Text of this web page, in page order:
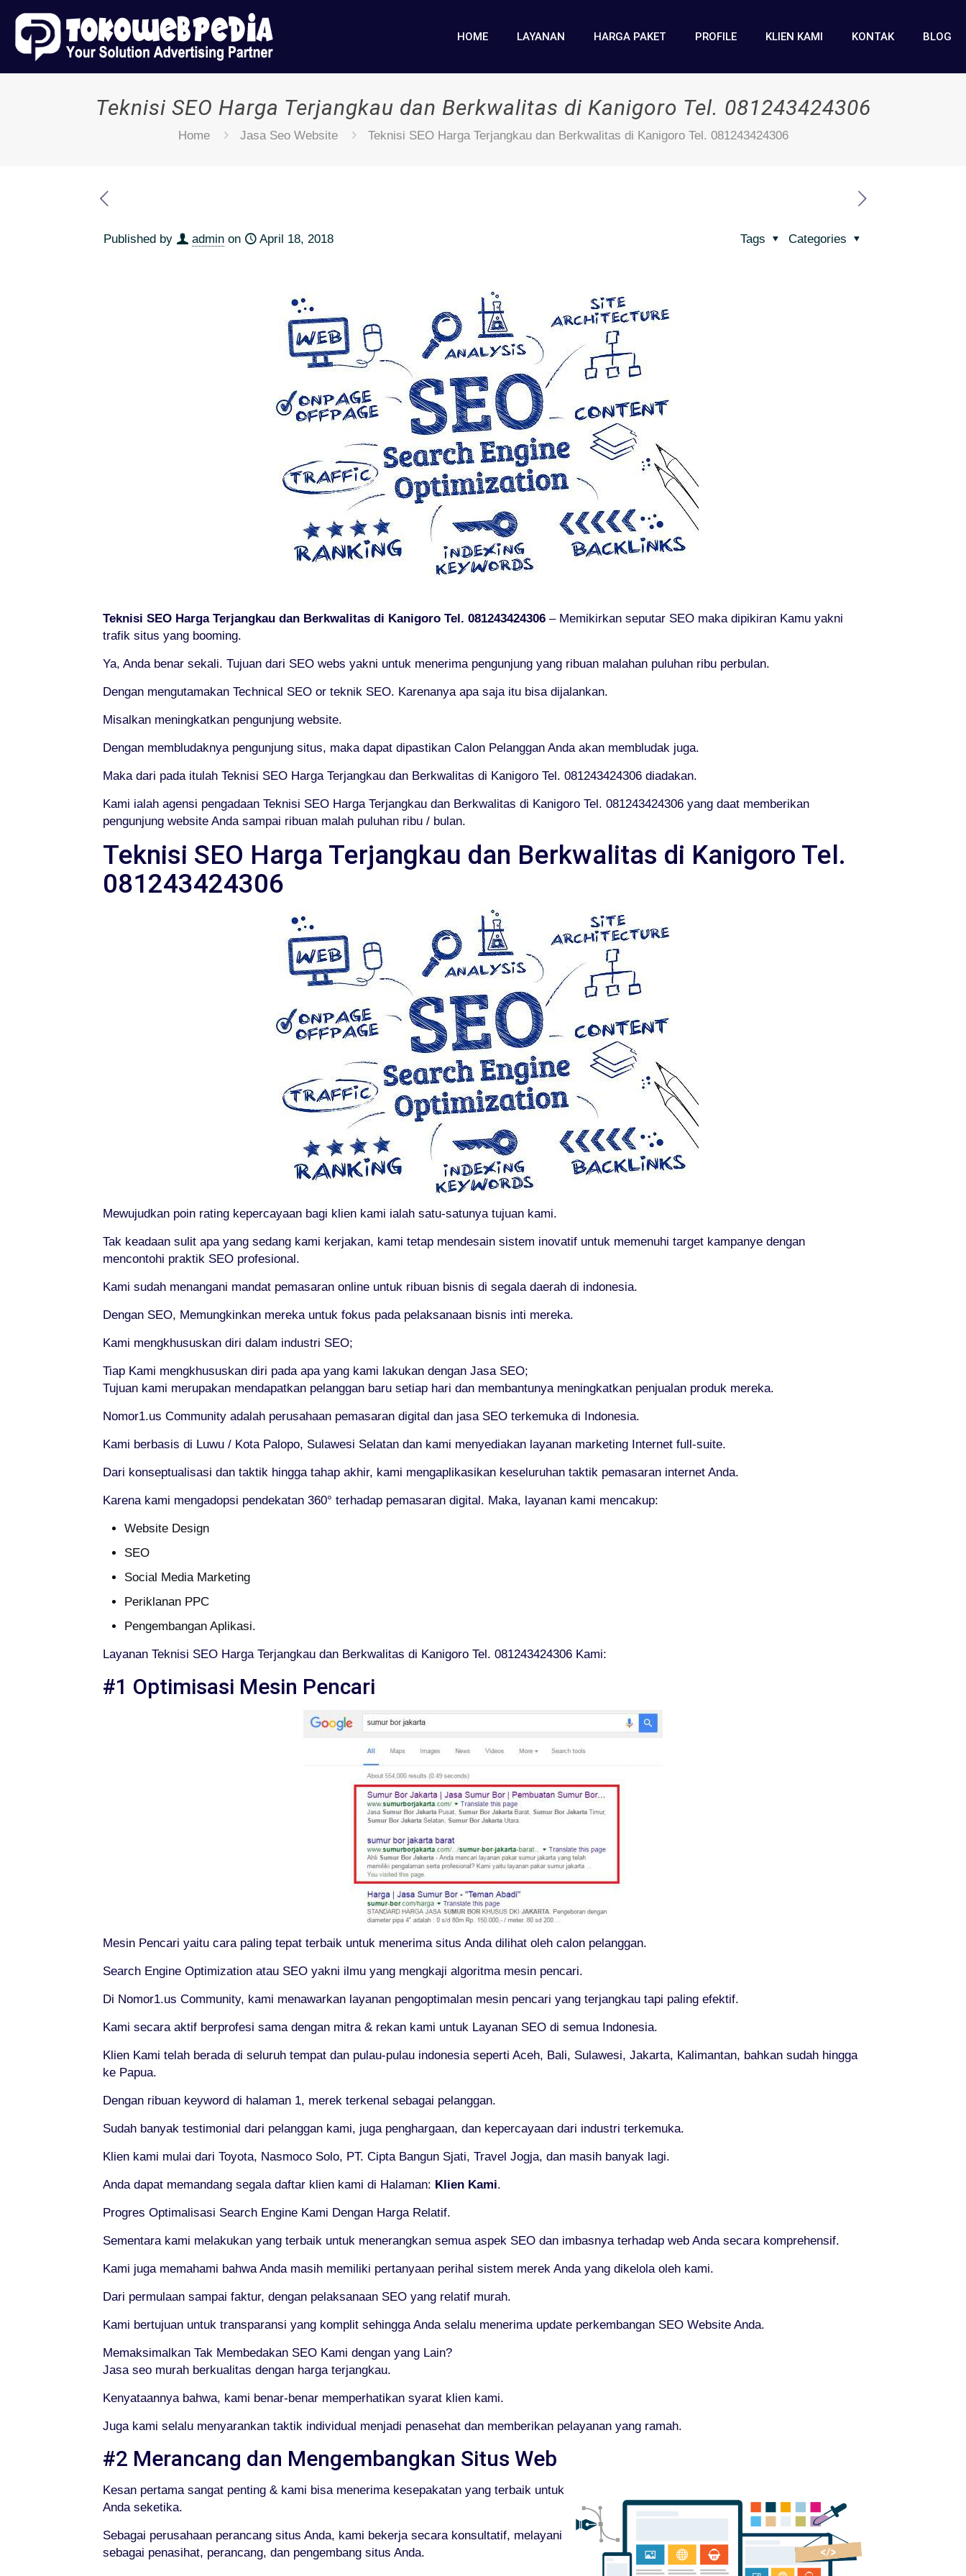
HOME LAYANAN HARGA PAKET PROFILE KLIEN KAMI KONTAK BLOG
Teknisi SEO Harga Terjangkau dan Berkwalitas di Kanigoro Tel. 081243424306
Home Jasa Seo Website Teknisi SEO Harga Terjangkau dan Berkwalitas di Kanigoro Tel. 081243424306
Published by admin on April 18, 2018 Categories
Tags
Teknisi SEO Harga Terjangkau dan Berkwalitas di Kanigoro Tel. 081243424306– Memikirkan seputar SEO maka dipikiran Kamu yakni
trafik situs yang booming.
Ya, Anda benar sekali. Tujuan dari SEO webs yakni untuk menerima pengunjung yang ribuan malahan puluhan ribu perbulan.
Dengan mengutamakan Technical SEO or teknik SEO. Karenanya apa saja itu bisa dijalankan.
Misalkan meningkatkan pengunjung website.
Dengan membludaknya pengunjung situs, maka dapat dipastikan Calon Pelanggan Anda akan membludak juga.
Maka dari pada itulah Teknisi SEO Harga Terjangkau dan Berkwalitas di Kanigoro Tel. 081243424306 diadakan.
Kami ialah agensi pengadaan Teknisi SEO Harga Terjangkau dan Berkwalitas di Kanigoro Tel. 081243424306 yang daat memberikan
pengunjung website Anda sampai ribuan malah puluhan ribu / bulan.
Teknisi SEO Harga Terjangkau dan Berkwalitas di Kanigoro Tel.
081243424306
Mewujudkan poin rating kepercayaan bagi klien kami ialah satu-satunya tujuan kami.
Tak keadaan sulit apa yang sedang kami kerjakan, kami tetap mendesain sistem inovatif untuk memenuhi target kampanye dengan
mencontohi praktik SEO profesional.
Kami sudah menangani mandat pemasaran online untuk ribuan bisnis di segala daerah di indonesia.
Dengan SEO, Memungkinkan mereka untuk fokus pada pelaksanaan bisnis inti mereka.
Kami mengkhususkan diri dalam industri SEO;
Tiap Kami mengkhususkan diri pada apa yang kami lakukan dengan Jasa SEO;
Tujuan kami merupakan mendapatkan pelanggan baru setiap hari dan membantunya meningkatkan penjualan produk mereka.
Nomor1.us Community adalah perusahaan pemasaran digital dan jasa SEO terkemuka di Indonesia.
Kami berbasis di Luwu / Kota Palopo, Sulawesi Selatan dan kami menyediakan layanan marketing Internet full-suite.
Dari konseptualisasi dan taktik hingga tahap akhir, kami mengaplikasikan keseluruhan taktik pemasaran internet Anda.
Karena kami mengadopsi pendekatan 360° terhadap pemasaran digital. Maka, layanan kami mencakup:
Website Design
SEO
Social Media Marketing
Periklanan PPC
Pengembangan Aplikasi.
Layanan Teknisi SEO Harga Terjangkau dan Berkwalitas di Kanigoro Tel. 081243424306 Kami:
#1 Optimisasi Mesin Pencari
Mesin Pencari yaitu cara paling tepat terbaik untuk menerima situs Anda dilihat oleh calon pelanggan.
Search Engine Optimization atau SEO yakni ilmu yang mengkaji algoritma mesin pencari.
Di Nomor1.us Community, kami menawarkan layanan pengoptimalan mesin pencari yang terjangkau tapi paling efektif.
Kami secara aktif berprofesi sama dengan mitra & rekan kami untuk Layanan SEO di semua Indonesia.
Klien Kami telah berada di seluruh tempat dan pulau-pulau indonesia seperti Aceh, Bali, Sulawesi, Jakarta, Kalimantan, bahkan sudah hingga
ke Papua.
Dengan ribuan keyword di halaman 1, merek terkenal sebagai pelanggan.
Sudah banyak testimonial dari pelanggan kami, juga penghargaan, dan kepercayaan dari industri terkemuka.
Klien kami mulai dari Toyota, Nasmoco Solo, PT. Cipta Bangun Sjati, Travel Jogja, dan masih banyak lagi.
Anda dapat memandang segala daftar klien kami di Halaman: Klien Kami.
Progres Optimalisasi Search Engine Kami Dengan Harga Relatif.
Sementara kami melakukan yang terbaik untuk menerangkan semua aspek SEO dan imbasnya terhadap web Anda secara komprehensif.
Kami juga memahami bahwa Anda masih memiliki pertanyaan perihal sistem merek Anda yang dikelola oleh kami.
Dari permulaan sampai faktur, dengan pelaksanaan SEO yang relatif murah.
Kami bertujuan untuk transparansi yang komplit sehingga Anda selalu menerima update perkembangan SEO Website Anda.
Memaksimalkan Tak Membedakan SEO Kami dengan yang Lain?
Jasa seo murah berkualitas dengan harga terjangkau.
Kenyataannya bahwa, kami benar-benar memperhatikan syarat klien kami.
Juga kami selalu menyarankan taktik individual menjadi penasehat dan memberikan pelayanan yang ramah.
#2 Merancang dan Mengembangkan Situs Web
Kesan pertama sangat penting & kami bisa menerima kesepakatan yang terbaik untuk
Anda seketika.
Sebagai perusahaan perancang situs Anda, kami bekerja secara konsultatif, melayani
sebagai penasihat, perancang, dan pengembang situs Anda.